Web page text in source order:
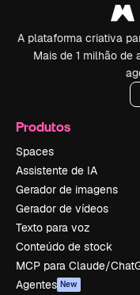
A plataforma criativa
Mais de 1 milhão de
Produtos
Spaces
Assistente de IA
Gerador de imagens
Gerador de vídeos
Texto para voz
Conteúdo de stock
MCP para Claude/
Agentes New